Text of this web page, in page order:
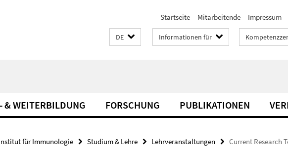
Startseite Mitarbeitende Impressum
DE Informationen für
& WEITERBILDUNG FORSCHUNG PUBLIKATIONEN
für Immunologie Studium & Lehre Lehrveranstaltungen Current Research